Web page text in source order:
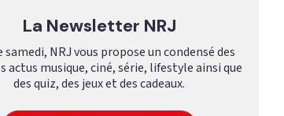
La Newsletter NRJ
samedi, NRJ vous propose un condensé des
actus musique, ciné, série, lifestyle ainsi que
des quiz, des jeux et des cadeaux.